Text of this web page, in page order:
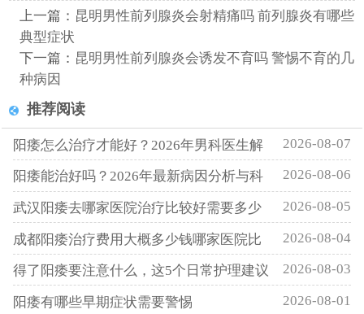
上一篇： 昆明男性前列腺炎会射精痛吗 前列腺炎有哪些
典型症状
下一篇： 昆明男性前列腺炎会诱发不育吗 警惕不育的几
种病因
推荐阅读
阳痿怎么治疗才能好？2026年男科医生解 2026-08-07
阳痿能治好吗？2026年最新病因分析与科 2026-08-06
武汉阳痿去哪家医院治疗比较好需要多少 2026-08-05
成都阳痿治疗费用大概多少钱哪家医院比 2026-08-04
得了阳痿要注意什么，这5个日常护理建议 2026-08-03
阳痿有哪些早期症状需要警惕 2026-08-01